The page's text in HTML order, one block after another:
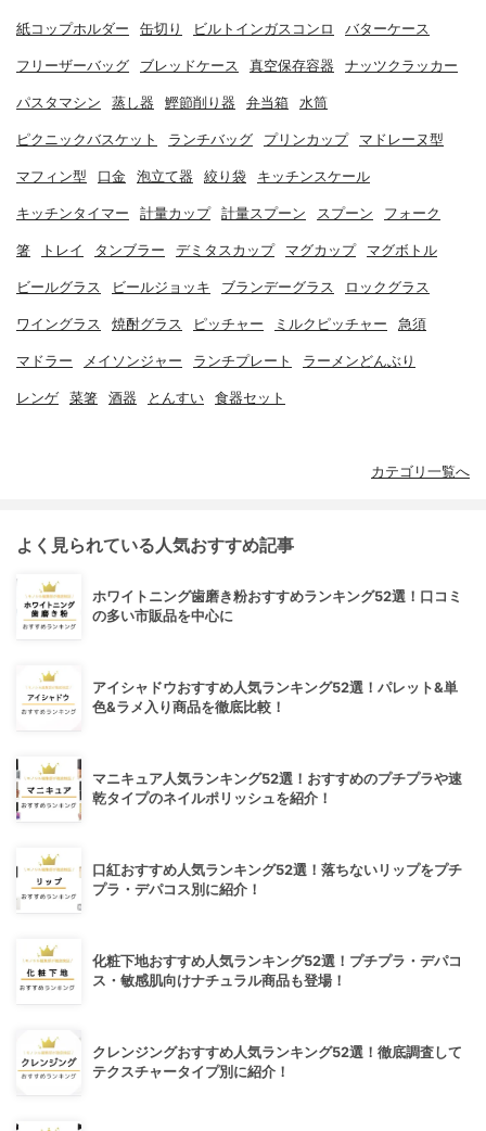
紙コップホルダー 缶切り ビルトインガスコンロ バターケース
フリーザーバッグ ブレッドケース 真空保存容器 ナッツクラッカー
パスタマシン 蒸し器 鰹節削り器 弁当箱 水筒
ピクニックバスケット ランチバッグ プリンカップ マドレーヌ型
マフィン型 口金 泡立て器 絞り袋 キッチンスケール
キッチンタイマー 計量カップ 計量スプーン スプーン フォーク
箸 トレイ タンブラー デミタスカップ マグカップ マグボトル
ビールグラス ビールジョッキ ブランデーグラス ロックグラス
ワイングラス 焼酎グラス ピッチャー ミルクピッチャー 急須
マドラー メイソンジャー ランチプレート ラーメンどんぶり
レンゲ 菜箸 酒器 とんすい 食器セット
カテゴリ一覧へ
よく見られている人気おすすめ記事
ホワイトニング歯磨き粉おすすめランキング52選！口コミ
の多い市販品を中心に
アイシャドウおすすめ人気ランキング52選！パレット&単
色&ラメ入り商品を徹底比較！
マニキュア人気ランキング52選！おすすめのプチプラや速
乾タイプのネイルポリッシュを紹介！
口紅おすすめ人気ランキング52選！落ちないリップをプチ
プラ・デパコス別に紹介！
化粧下地おすすめ人気ランキング52選！プチプラ・デパコ
ス・敏感肌向けナチュラル商品も登場！
クレンジングおすすめ人気ランキング52選！徹底調査して
テクスチャータイプ別に紹介！